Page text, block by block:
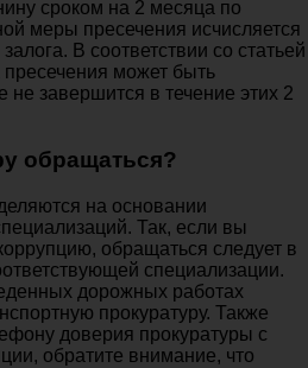
сроком на 2 месяца по
меры пресечения исчисляется
В соответствии со статьей
может быть
не завершится в течение этих 2
обращаться?
на основании
Так, если вы
обращаться следует в
специализации.
дорожных работах
прокуратуру. Также
доверия прокуратуры с
обратите внимание, что